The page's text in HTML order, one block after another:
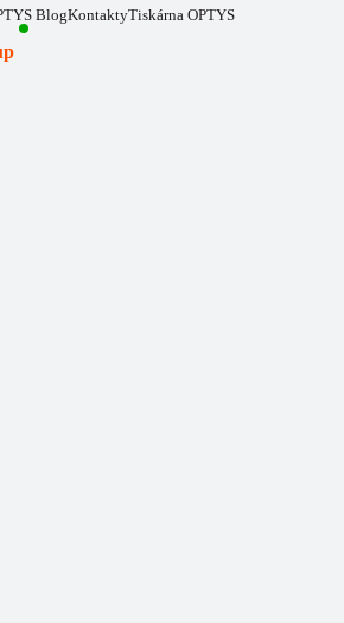
BlogKontaktyTiskárna OPTYS